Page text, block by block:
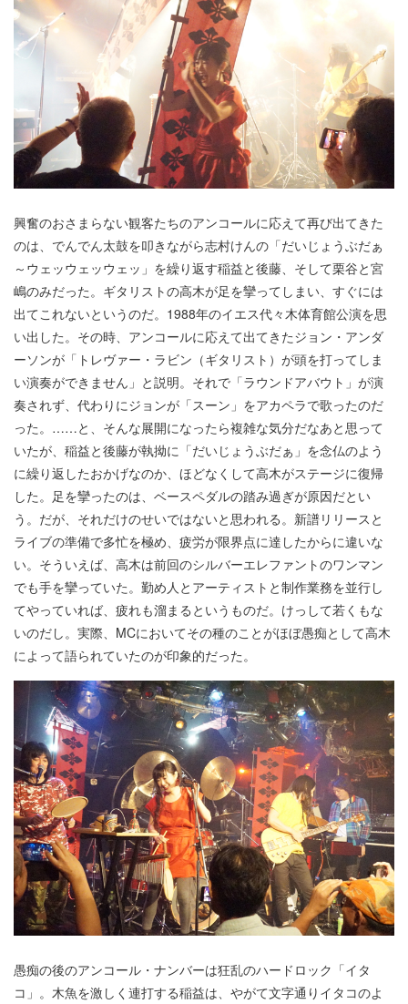
興奮のおさまらない観客たちのアンコールに応えて再び出てきた
のは、でんでん太鼓を叩きながら志村けんの「だいじょうぶだぁ
～ウェッウェッウェッ」を繰り返す稲益と後藤、そして栗谷と宮
嶋のみだった。ギタリストの高木が足を攣ってしまい、すぐには
出てこれないというのだ。1988年のイエス代々木体育館公演を思
い出した。その時、アンコールに応えて出てきたジョン・アンダ
ーソンが「トレヴァー・ラビン（ギタリスト）が頭を打ってしま
い演奏ができません」と説明。それで「ラウンドアバウト」が演
奏されず、代わりにジョンが「スーン」をアカペラで歌ったのだ
った。……と、そんな展開になったら複雑な気分だなあと思って
いたが、稲益と後藤が執拗に「だいじょうぶだぁ」を念仏のよう
に繰り返したおかげなのか、ほどなくして高木がステージに復帰
した。足を攣ったのは、ベースペダルの踏み過ぎが原因だとい
う。だが、それだけのせいではないと思われる。新譜リリースと
ライブの準備で多忙を極め、疲労が限界点に達したからに違いな
い。そういえば、高木は前回のシルバーエレファントのワンマン
でも手を攣っていた。勤め人とアーティストと制作業務を並行し
てやっていれば、疲れも溜まるというものだ。けっして若くもな
いのだし。実際、MCにおいてその種のことがほぼ愚痴として高木
によって語られていたのが印象的だった。
愚痴の後のアンコール・ナンバーは狂乱のハードロック「イタ
コ」。木魚を激しく連打する稲益は、やがて文字通りイタコのよ